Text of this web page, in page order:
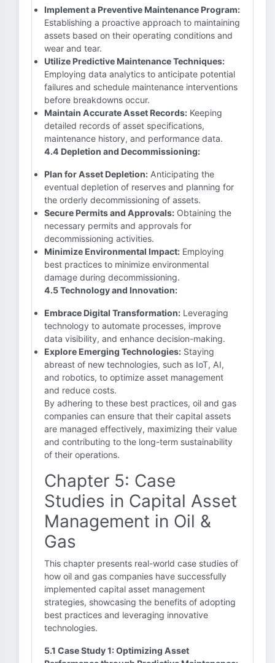
Implement a Preventive Maintenance Program:
Establishing a proactive approach to maintaining
assets based on their operating conditions and
wear and tear.
Utilize Predictive Maintenance Techniques:
Employing data analytics to anticipate potential
failures and schedule maintenance interventions
before breakdowns occur.
Maintain Accurate Asset Records: Keeping
detailed records of asset specifications,
maintenance history, and performance data.
4.4 Depletion and Decommissioning:
Plan for Asset Depletion: Anticipating the
eventual depletion of reserves and planning for
the orderly decommissioning of assets.
Secure Permits and Approvals: Obtaining the
necessary permits and approvals for
decommissioning activities.
Minimize Environmental Impact: Employing
best practices to minimize environmental
damage during decommissioning.
4.5 Technology and Innovation:
Embrace Digital Transformation: Leveraging
technology to automate processes, improve
data visibility, and enhance decision-making.
Explore Emerging Technologies: Staying
abreast of new technologies, such as IoT, AI,
and robotics, to optimize asset management
and reduce costs.
By adhering to these best practices, oil and gas
companies can ensure that their capital assets
are managed effectively, maximizing their value
and contributing to the long-term sustainability
of their operations.
Chapter 5: Case
Studies in Capital Asset
Management in Oil &
Gas
This chapter presents real-world case studies of
how oil and gas companies have successfully
implemented capital asset management
strategies, showcasing the benefits of adopting
best practices and leveraging innovative
technologies.
5.1 Case Study 1: Optimizing Asset